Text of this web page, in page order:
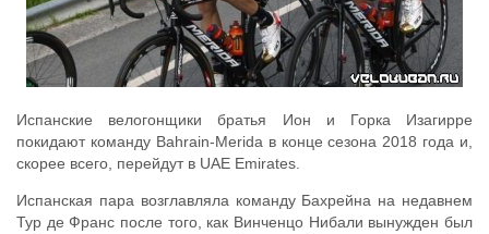
Испанские велогонщики братья Ион и Горка Изагирре
покидают команду Bahrain-Merida в конце сезона 2018 года и,
скорее всего, перейдут в UAE Emirates.
Испанская пара возглавляла команду Бахрейна на недавнем
Тур де Франс после того, как Винченцо Нибали вынужден был